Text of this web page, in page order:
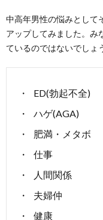
中高年男性の悩みとして
アップしてみました。み
ているのではないでしょ
ED(勃起不全)
ハゲ(AGA)
肥満・メタボ
仕事
人間関係
夫婦仲
健康